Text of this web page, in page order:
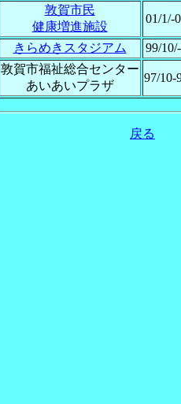
敦賀市民
健康増進施設
01/1/-
きらめきスタジアム 99/
敦賀市福祉総合センター
あいあいプラザ
97/10-
戻る